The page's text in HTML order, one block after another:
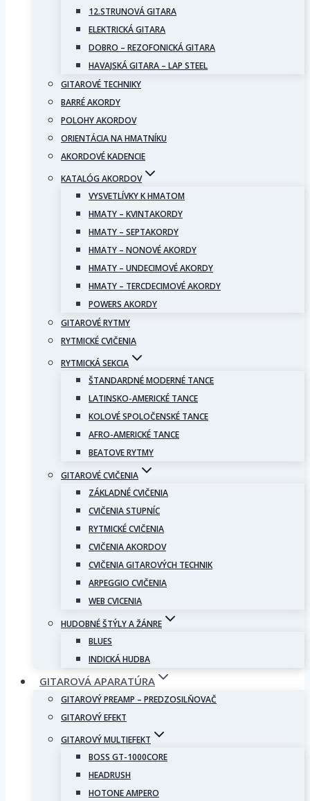
12.STRUNOVÁ GITARA
ELEKTRICKÁ GITARA
DOBRO – REZOFONICKÁ GITARA
HAVAJSKÁ GITARA – LAP STEEL
GITAROVÉ TECHNIKY
BARRÉ AKORDY
POLOHY AKORDOV
ORIENTÁCIA NA HMATNÍKU
AKORDOVÉ KADENCIE
KATALÓG AKORDOV
VYSVETLÍVKY K HMATOM
HMATY – KVINTAKORDY
HMATY – SEPTAKORDY
HMATY – NONOVÉ AKORDY
HMATY – UNDECIMOVÉ AKORDY
HMATY – TERCDECIMOVÉ AKORDY
POWERS AKORDY
GITAROVÉ RYTMY
RYTMICKÉ CVIČENIA
RYTMICKÁ SEKCIA
ŠTANDARDNÉ MODERNÉ TANCE
LATINSKO-AMERICKÉ TANCE
KOLOVÉ SPOLOČENSKÉ TANCE
AFRO-AMERICKÉ TANCE
BEATOVE RYTMY
GITAROVÉ CVIČENIA
ZÁKLADNÉ CVIČENIA
CVIČENIA STUPNÍC
RYTMICKÉ CVIČENIA
CVIČENIA AKORDOV
CVIČENIA GITAROVÝCH TECHNIK
ARPEGGIO CVIČENIA
WEB CVICENIA
HUDOBNÉ ŠTÝLY A ŽÁNRE
BLUES
INDICKÁ HUDBA
GITAROVÁ APARATÚRA
GITAROVÝ PREAMP – PREDZOSILŇOVAČ
GITAROVÝ EFEKT
GITAROVÝ MULTIEFEKT
BOSS GT-1000CORE
HEADRUSH
HOTONE AMPERO